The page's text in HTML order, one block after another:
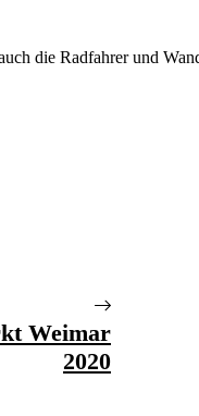
die Radfahrer und
Weimar
2020